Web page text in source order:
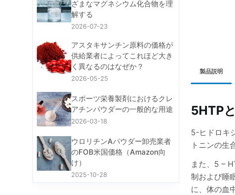
製品説明
5HTP
5-ヒドロキ
トニンの生
また、5 –
制および睡
に、体の血
ざまなマグネシウム化合物を理
解する
2026-07-23
アスタキサンチン原料の価格が
供給業者によってこれほど大き
く異なるのはなぜか？
2026-05-25
スポーツ栄養製剤におけるクレ
アチンパウダーの一般的な用途
2026-03-18
ウロリチンAパウダー卸売業者
のFOB米国価格（Amazon向
け）
2025-10-28